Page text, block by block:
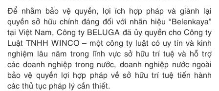
Để nhằm bảo vệ quyền, lợi ích hợp pháp và giành lại
quyền sở hữu chính đáng đối với nhãn hiệu “Belenkaya”
tại Việt Nam, Công ty BELUGA đã ủy quyền cho Công ty
Luật TNHH WINCO – một công ty luật có uy tín và kinh
nghiệm lâu năm trong lĩnh vực sở hữu trí tuệ và hỗ trợ
các doanh nghiệp trong nước, doanh nghiệp nước ngoài
bảo vệ quyền lợi hợp pháp về sở hữu trí tuệ tiến hành
các thủ tục pháp lý cần thiết.